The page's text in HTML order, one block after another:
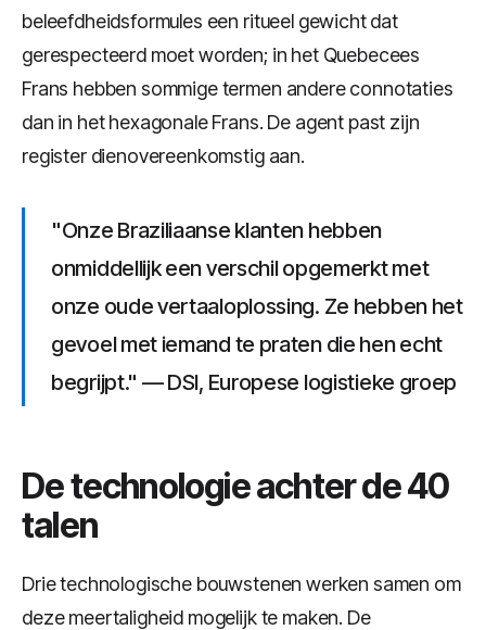
beleefdheidsformules een ritueel gewicht dat
gerespecteerd moet worden; in het Quebecees
Frans hebben sommige termen andere connotaties
dan in het hexagonale Frans. De agent past zijn
register dienovereenkomstig aan.
"Onze Braziliaanse klanten hebben
onmiddellijk een verschil opgemerkt met
onze oude vertaaloplossing. Ze hebben het
gevoel met iemand te praten die hen echt
begrijpt." — DSI, Europese logistieke groep
De technologie achter de 40
talen
Drie technologische bouwstenen werken samen om
deze meertaligheid mogelijk te maken. De